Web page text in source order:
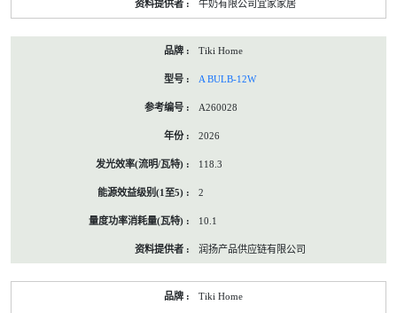
牛奶有限公司宜家家居
Tiki Home
A BULB-12W
A260028
2026
118.3
2
10.1
润扬产品供应链有限公司
Tiki Home